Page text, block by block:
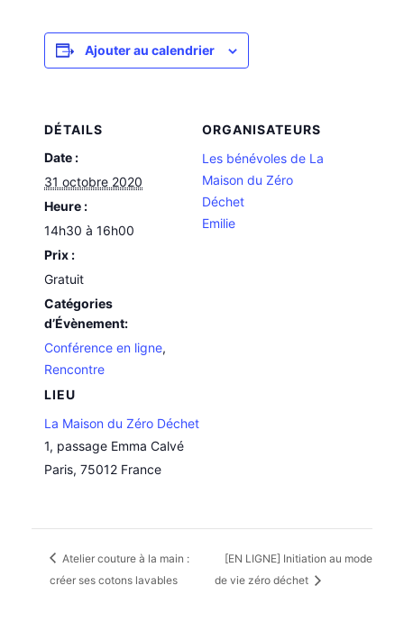
Ajouter au calendrier
DÉTAILS
Date :
31 octobre 2020
Heure :
14h30 à 16h00
Prix :
Gratuit
Catégories
d’Évènement:
Conférence en ligne,
Rencontre
LIEU
La Maison du Zéro Déchet
1, passage Emma Calvé
Paris, 75012 France
ORGANISATEURS
Les bénévoles de La
Maison du Zéro
Déchet
Emilie
Atelier couture à la main :
créer ses cotons lavables
[EN LIGNE] Initiation au mode
de vie zéro déchet